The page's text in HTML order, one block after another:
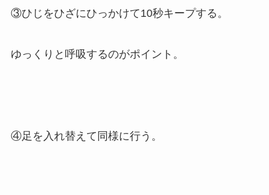
③ひじをひざにひっかけて10秒キープする。
ゆっくりと呼吸するのがポイント。
④足を入れ替えて同様に行う。